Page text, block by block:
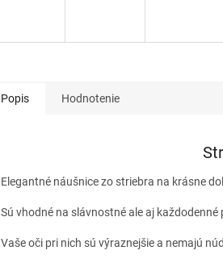
Popis Hodnotenie
Elegantné náušnice zo striebra na krásne
Sú vhodné na slávnostné ale aj
Vaše oči pri nich sú výraznejšie a nemajú